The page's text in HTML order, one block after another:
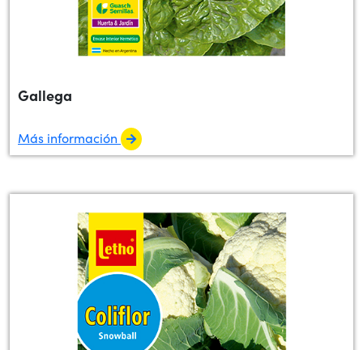
Gallega
Más información